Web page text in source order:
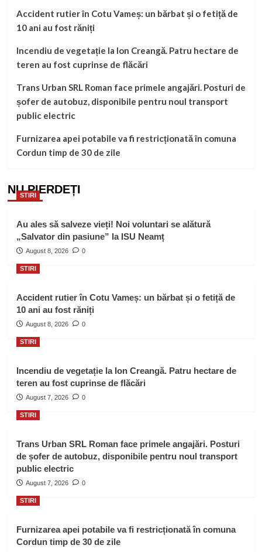
Accident rutier în Cotu Vameș: un bărbat și o fetiță de
10 ani au fost răniți
Incendiu de vegetație la Ion Creangă. Patru hectare de
teren au fost cuprinse de flăcări
Trans Urban SRL Roman face primele angajări. Posturi de
șofer de autobuz, disponibile pentru noul transport
public electric
Furnizarea apei potabile va fi restricționată în comuna
Cordun timp de 30 de zile
NU PIERDEȚI
STIRI
Au ales să salveze vieți! Noi voluntari se alătură
„Salvator din pasiune” la ISU Neamț
August 8, 2026 0
STIRI
Accident rutier în Cotu Vameș: un bărbat și o fetiță de
10 ani au fost răniți
August 8, 2026 0
STIRI
Incendiu de vegetație la Ion Creangă. Patru hectare de
teren au fost cuprinse de flăcări
August 7, 2026 0
STIRI
Trans Urban SRL Roman face primele angajări. Posturi
de șofer de autobuz, disponibile pentru noul transport
public electric
August 7, 2026 0
STIRI
Furnizarea apei potabile va fi restricționată în comuna
Cordun timp de 30 de zile